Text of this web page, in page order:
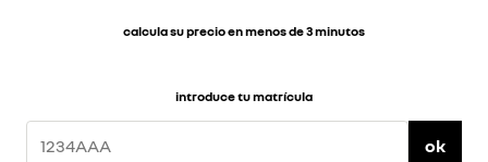
calcula su precio en menos de 3 minutos
introduce tu matrícula
ok